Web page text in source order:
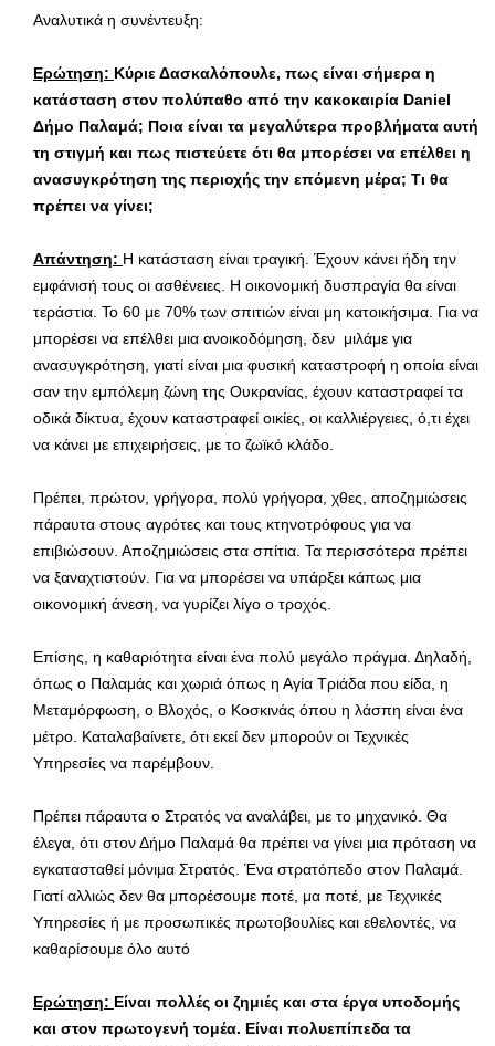
Αναλυτικά η συνέντευξη:
Ερώτηση: Κύριε Δασκαλόπουλε, πως είναι σήμερα η
κατάσταση στον πολύπαθο από την κακοκαιρία Daniel
Δήμο Παλαμά; Ποια είναι τα μεγαλύτερα προβλήματα αυτή
τη στιγμή και πως πιστεύετε ότι θα μπορέσει να επέλθει η
ανασυγκρότηση της περιοχής την επόμενη μέρα; Τι θα
πρέπει να γίνει;
Απάντηση: Η κατάσταση είναι τραγική. Έχουν κάνει ήδη την
εμφάνισή τους οι ασθένειες. Η οικονομική δυσπραγία θα είναι
τεράστια. Το 60 με 70% των σπιτιών είναι μη κατοικήσιμα. Για να
μπορέσει να επέλθει μια ανοικοδόμηση, δεν μιλάμε για
ανασυγκρότηση, γιατί είναι μια φυσική καταστροφή η οποία είναι
σαν την εμπόλεμη ζώνη της Ουκρανίας, έχουν καταστραφεί τα
οδικά δίκτυα, έχουν καταστραφεί οικίες, οι καλλιέργειες, ό,τι έχει
να κάνει με επιχειρήσεις, με το ζωϊκό κλάδο.
Πρέπει, πρώτον, γρήγορα, πολύ γρήγορα, χθες, αποζημιώσεις
πάραυτα στους αγρότες και τους κτηνοτρόφους για να
επιβιώσουν. Αποζημιώσεις στα σπίτια. Τα περισσότερα πρέπει
να ξαναχτιστούν. Για να μπορέσει να υπάρξει κάπως μια
οικονομική άνεση, να γυρίζει λίγο ο τροχός.
Επίσης, η καθαριότητα είναι ένα πολύ μεγάλο πράγμα. Δηλαδή,
όπως ο Παλαμάς και χωριά όπως η Αγία Τριάδα που είδα, η
Μεταμόρφωση, ο Βλοχός, ο Κοσκινάς όπου η λάσπη είναι ένα
μέτρο. Καταλαβαίνετε, ότι εκεί δεν μπορούν οι Τεχνικές
Υπηρεσίες να παρέμβουν.
Πρέπει πάραυτα ο Στρατός να αναλάβει, με το μηχανικό. Θα
έλεγα, ότι στον Δήμο Παλαμά θα πρέπει να γίνει μια πρόταση να
εγκατασταθεί μόνιμα Στρατός. Ένα στρατόπεδο στον Παλαμά.
Γιατί αλλιώς δεν θα μπορέσουμε ποτέ, μα ποτέ, με Τεχνικές
Υπηρεσίες ή με προσωπικές πρωτοβουλίες και εθελοντές, να
καθαρίσουμε όλο αυτό
Ερώτηση: Είναι πολλές οι ζημιές και στα έργα υποδομής
και στον πρωτογενή τομέα. Είναι πολυεπίπεδα τα